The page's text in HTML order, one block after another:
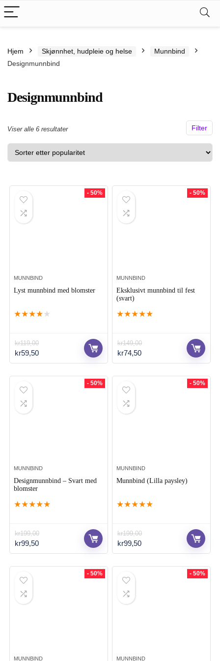
Hjem
Skjønnhet, hudpleie og helse
Munnbind
Designmunnbind
Designmunnbind
Filter
Viser alle 6 resultaterSortert
etter
propularitet
- 50%
MUNNBIND
Lyst munnbind med blomster
★★★★ ★
kr119,00
Opprinnelig
pris
kr59,50Nåværende
pris
- 50%
MUNNBIND
Eksklusivt munnbind til fest
(svart)
★★★★★
kr149,00
Opprinnelig
pris
kr74,50Nåværende
pris
- 50%
MUNNBIND
Designmunnbind – Svart med
blomster
★★★★★
kr199,00
Opprinnelig
pris
kr99,50Nåværende
pris
- 50%
MUNNBIND
Munnbind (Lilla paysley)
★★★★★
kr199,00
Opprinnelig
pris
kr99,50Nåværende
pris
- 50%
MUNNBIND
- 50%
MUNNBIND